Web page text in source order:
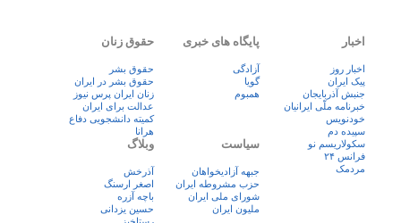
اخبار
اخبار روز
پيک ايران
جنبش آذربایجان
خبرنامه ملّی ایرانیان
خودنویس
سپیده دم
سکولاریسم نو
فرانس ۲۴
مردمک
پایگاه های خبری
آزادگی
گویا
همبوم
حقوق زنان
حقوق بشر
حقوق بشر در ایران
زنان ايران پرس نيوز
عدالت برای ایران
کمیته دانشجویی دفاع
هرانا
سیاست
جبهه آزادیخواهان
حزب مشروطه ایران
شورای ملی ایران
ملیون ایران
وبلاگ
آذرخش
اصغر ارسنگ
باچه آزره
حسین یزدانی